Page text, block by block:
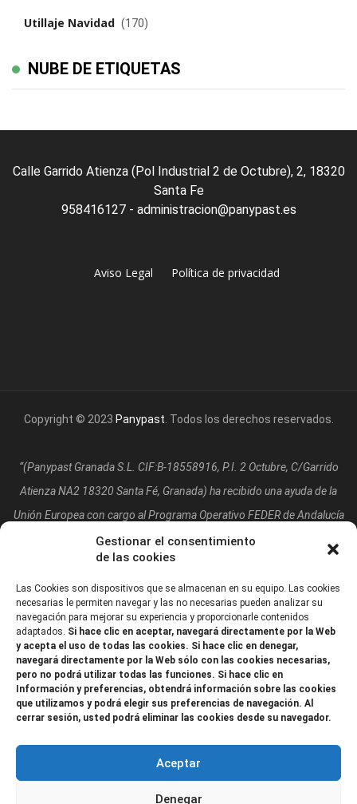
Gestionar el consentimiento
de las cookies
Las Cookies son dispositivos que se almacenan en su equipo. Las cookies
necesarias le permiten navegar y las no necesarias pueden analizar su
navegación para mejorar su experiencia y proporcionarle contenidos
adaptados. Si hace clic en aceptar, navegará directamente por la Web
y acepta el uso de todas las cookies. Si hace clic en denegar,
navegará directamente por la Web sólo con las cookies necesarias,
pero no podrá utilizar todas las funciones. Si hace clic en
Información y preferencias, obtendrá información sobre las cookies
que utilizamos y podrá elegir sus preferencias de navegación. Al
cerrar sesión, usted podrá eliminar las cookies desde su navegador.
Aceptar
Denegar
Utillaje Navidad (170)
NUBE DE ETIQUETAS
Calle Garrido Atienza (Pol Industrial 2 de Octubre), 2, 18320
Santa Fe
958416127 - administracion@panypast.es
Aviso Legal Política de privacidad
Copyright © 2023 Panypast . Todos los derechos reservados.
“(Panypast Granada S.L. CIF:B-18558916, P.I. 2 Octubre, C/Garrido
Atienza NA2 18320 Santa Fé, Granada) ha recibido una ayuda de la
Unión Europea con cargo al Programa Operativo FEDER de Andalucía
2014-2020, financiada como parte de la respuesta de la Unión a la
pandemia de COVID-19 (REACT-UE), para compensar el sobrecoste
energético de gas natural y/o electricidad a pymes y autónomos
especialmente afectados por el incremento de los precios del gas
natural y la electricidad provocados por el impacto de la guerra de
agresión de Rusia contra Ucrania.”